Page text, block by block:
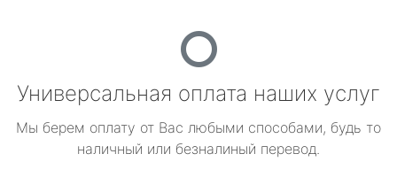
Универсальная оплата наших услуг
Мы берем оплату от Вас любыми способами, будь то
наличный или безналиный перевод.